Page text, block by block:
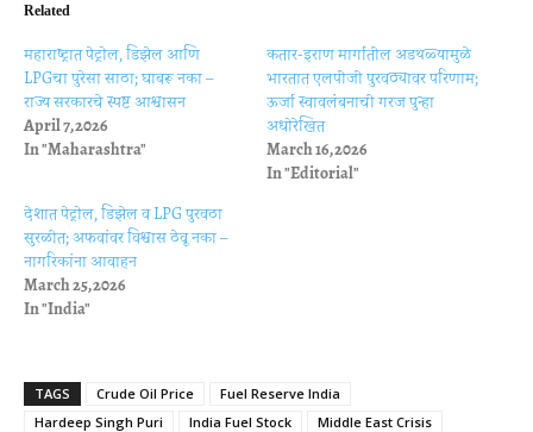
Related
महाराष्ट्रात पेट्रोल, डिझेल आणि
LPGचा पुरेसा साठा; घाबरू नका –
राज्य सरकारचे स्पष्ट आश्वासन
April 7, 2026
In "Maharashtra"
कतार-इराण मार्गातील अडथळ्यामुळे
भारतात एलपीजी पुरवठ्यावर परिणाम;
ऊर्जा स्वावलंबनाची गरज पुन्हा
अधोरेखित
March 16, 2026
In "Editorial"
देशात पेट्रोल, डिझेल व LPG पुरवठा
सुरळीत; अफवांवर विश्वास ठेवू नका –
नागरिकांना आवाहन
March 25, 2026
In "India"
TAGS Crude Oil Price
Fuel Reserve India
Hardeep Singh Puri
India Fuel Stock Middle East Crisis